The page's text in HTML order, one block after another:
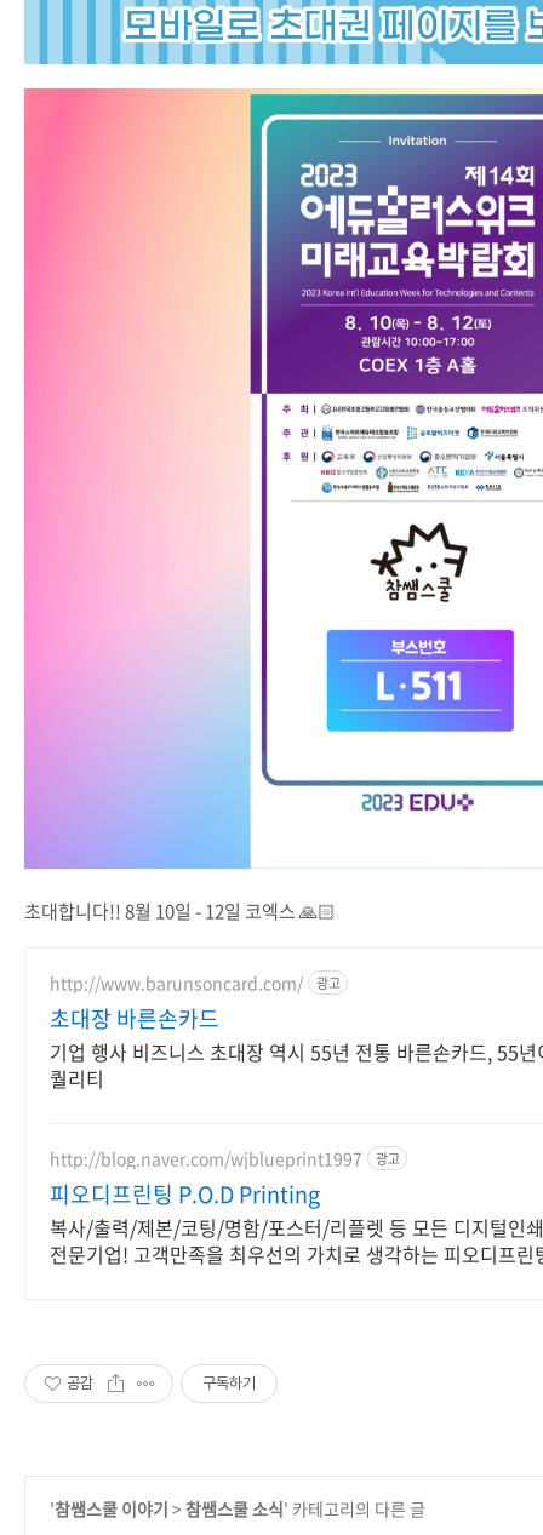
초대합니다!! 8월 10일 - 12일 코엑스 🙏🏻
http://www.barunsoncard.com/ 광고
초대장 바른손카드
기업 행사 비즈니스 초대장 역시 55년 전통 바른손카드, 55
퀄리티
http://blog.naver.com/wjblueprint1997 광고
피오디프린팅 P.O.D Printing
복사/출력/제본/코팅/명함/포스터/리플렛 등 모든 디지털인
전문기업! 고객만족을 최우선의 가치로 생각하는 피오디프린
공감 구독하기
'참쌤스쿨 이야기 > 참쌤스쿨 소식' 카테고리의 다른 글